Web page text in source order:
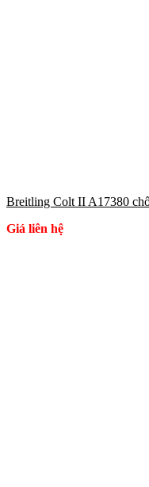
Breitling Colt II A17380
Giá liên hệ